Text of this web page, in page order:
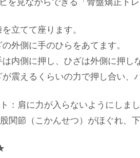
立てて座ります。
外側に手のひらをあてます。
内側に押し、ひざは外側に押し
震えるくらいの力で押し合い、
：肩に力が入らないようにしま
関節（こかんせつ）がほぐれ、